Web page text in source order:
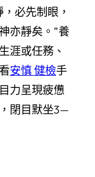
必先制眼，
亦靜矣。”養
涯或任務、
安慎 健檢手
力呈現疲憊
閉目默坐3—